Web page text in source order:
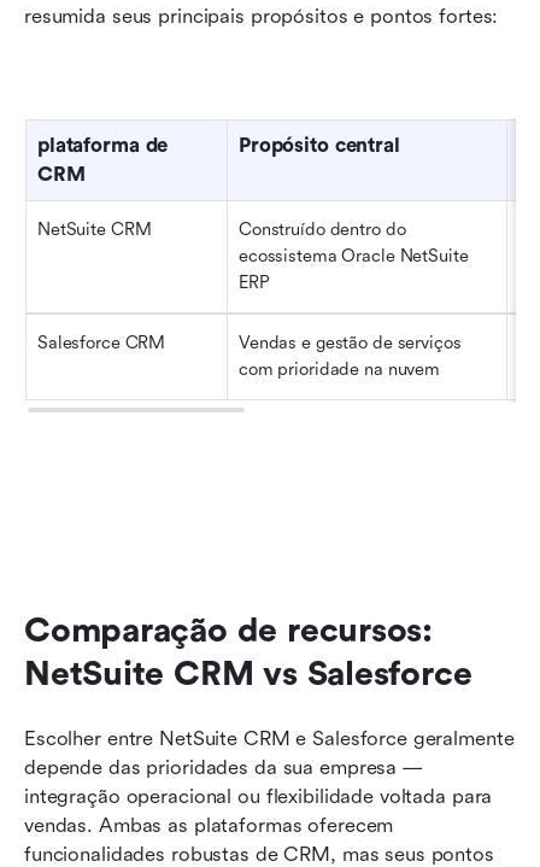
resumida seus principais propósitos e pontos fortes:
plataforma de
CRM
Propósito central
NetSuite CRM
Construído dentro do
ecossistema Oracle NetSuite
ERP
Salesforce CRM
Vendas e gestão de serviços
com prioridade na nuvem
Comparação de recursos:
NetSuite CRM vs Salesforce
Escolher entre NetSuite CRM e Salesforce geralmente
depende das prioridades da sua empresa —
integração operacional ou flexibilidade voltada para
vendas. Ambas as plataformas oferecem
funcionalidades robustas de CRM, mas seus pontos